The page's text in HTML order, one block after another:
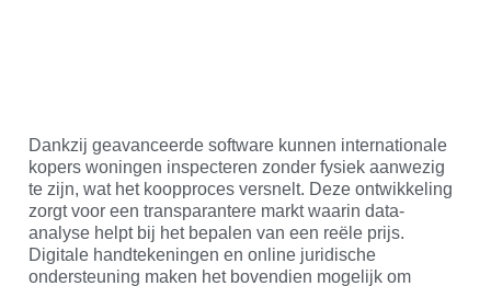
Dankzij geavanceerde software kunnen internationale
kopers woningen inspecteren zonder fysiek aanwezig
te zijn, wat het koopproces versnelt. Deze ontwikkeling
zorgt voor een transparantere markt waarin data-
analyse helpt bij het bepalen van een reële prijs.
Digitale handtekeningen en online juridische
ondersteuning maken het bovendien mogelijk om